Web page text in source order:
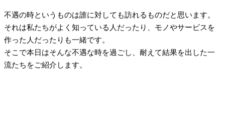
不遇の時というものは誰に対しても訪れるものだと思います。
それは私たちがよく知っている人だったり、モノやサービスを
作った人だったりも一緒です。
そこで本日はそんな不遇な時を過ごし、耐えて結果を出した一
流たちをご紹介します。